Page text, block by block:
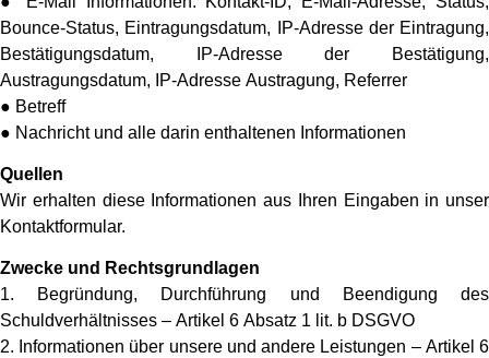
Bounce-Status, Eintragungsdatum, IP-Adresse der Eintragung,
Bestätigungsdatum, IP-Adresse der Bestätigung,
Austragungsdatum, IP-Adresse Austragung, Referrer
● Betreff
● Nachricht und alle darin enthaltenen Informationen
Quellen
Wir erhalten diese Informationen aus Ihren Eingaben in unser
Kontaktformular.
Zwecke und Rechtsgrundlagen
1. Begründung, Durchführung und Beendigung des
Schuldverhältnisses – Artikel 6 Absatz 1 lit. b DSGVO
2. Informationen über unsere und andere Leistungen – Artikel 6